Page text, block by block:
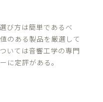
び方は簡単であるべ
のある製品を厳選して
いては音響工学の専門
に定評がある。